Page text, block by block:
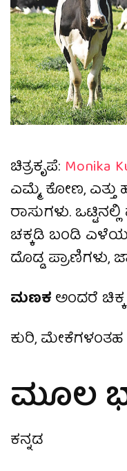
ಚಿತ್ರಕೃಪೆ: Monika
ಎಮ್ಮೆ, ಕೋಣ, ಎತ್ತು
ರಾಸುಗಳು.
ಚಕ್ಕಡಿ ಬಂಡಿ
ದೊಡ್ಡ ಪ್ರಾಣಿಗಳು,
ಮಣಕಅಂದರೆ ಚಿಕ್ಕ
ಕುರಿ, ಮೇಕೆಗಳಂತಹ
ಮೂಲ
ಕನ್ನಡ